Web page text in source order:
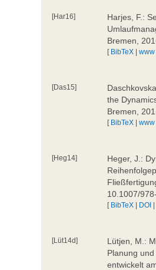
[Har16]
Harjes, F.:
Bremen,
[ BibTeX |www
[Das15]
the
Bremen,
[ BibTeX |www
[Heg14]
Heger, J.:
10.1007/
[ BibTeX | DOI
[Lüt14d]
Lütjen, M.:
Planung
entwickelt